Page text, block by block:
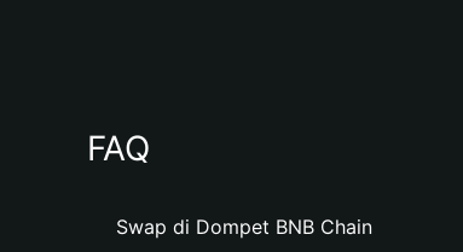
FAQ
Swap di Dompet BNB Chain